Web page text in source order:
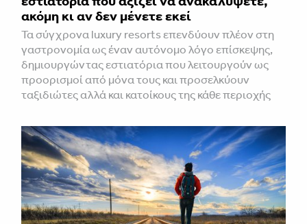
ακόμη κι αν δεν μένετε εκεί
Τα σύγχρονα luxury resorts επενδύουν πλέον στη
γαστρονομία ως έναν αυτόνομο λόγο επίσκεψης,
δημιουργώντας εστιατόρια που λειτουργούν ως
προορισμοί από μόνα τους και προσελκύουν
ταξιδιώτες αλλά και κατοίκους της κάθε περιοχής